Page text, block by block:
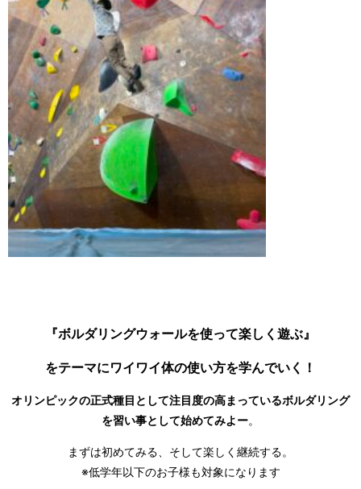
『ボルダリングウォールを使って楽しく遊ぶ』
をテーマにワイワイ体の使い方を学んでいく！
オリンピックの正式種目として注目度の高まっているボルダリング
を習い事として始めてみよー。
まずは初めてみる、そして楽しく継続する。
※低学年以下のお子様も対象になります